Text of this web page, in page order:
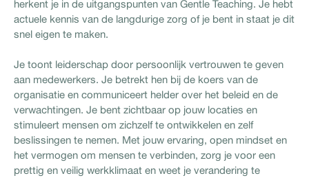
herkent je in de uitgangspunten van Gentle Teaching. Je hebt
actuele kennis van de langdurige zorg of je bent in staat je dit
snel eigen te maken.
Je toont leiderschap door persoonlijk vertrouwen te geven
aan medewerkers. Je betrekt hen bij de koers van de
organisatie en communiceert helder over het beleid en de
verwachtingen. Je bent zichtbaar op jouw locaties en
stimuleert mensen om zichzelf te ontwikkelen en zelf
beslissingen te nemen. Met jouw ervaring, open mindset en
het vermogen om mensen te verbinden, zorg je voor een
prettig en veilig werkklimaat en weet je verandering te